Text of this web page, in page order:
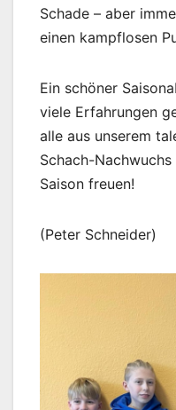
Schade – aber
einen kampflosen
Ein schöner
viele Erfahrungen
alle aus unserem
Schach-
Saison freuen!
(Peter Schneider)